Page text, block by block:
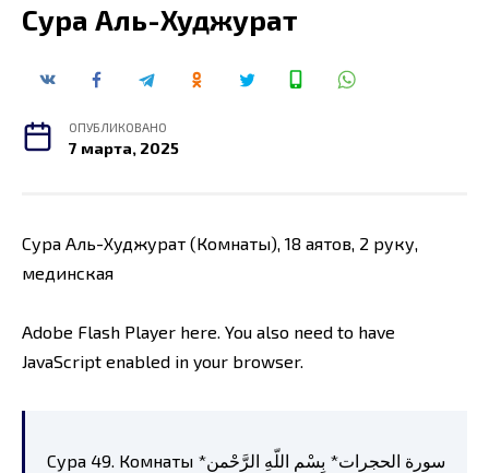
Сура Аль-Худжурат
ОПУБЛИКОВАНО
7 марта, 2025
Сура Аль-Худжурат (Комнаты), 18 аятов, 2 руку,
мединская
Adobe Flash Player here. You also need to have
JavaScript enabled in your browser.
Сура 49. Комнаты *سورة الحجرات* بِسْمِ اللّهِ الرَّحْمنِ